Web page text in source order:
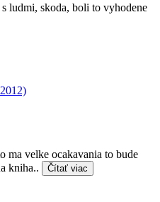
ludmi, skoda, boli to vyhodene
velke ocakavania to bude
kniha..
Čítať viac